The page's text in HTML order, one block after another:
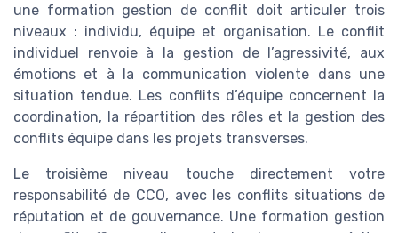
une formation gestion de conflit doit articuler trois
niveaux : individu, équipe et organisation. Le conflit
individuel renvoie à la gestion de l’agressivité, aux
émotions et à la communication violente dans une
situation tendue. Les conflits d’équipe concernent la
coordination, la répartition des rôles et la gestion des
conflits équipe dans les projets transverses.
Le troisième niveau touche directement votre
responsabilité de CCO, avec les conflits situations de
réputation et de gouvernance. Une formation gestion